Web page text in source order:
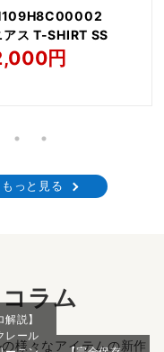
ス T-SHIRT SS
円
っと見る
ラム
様々なアイテムの新作
解説】
レール